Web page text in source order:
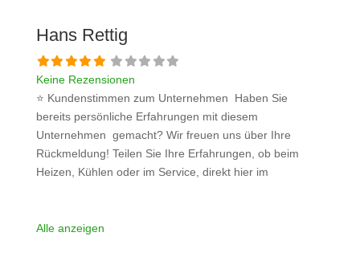
Hans Rettig
Keine Rezensionen
⭐ Kundenstimmen zum Unternehmen Haben Sie
bereits persönliche Erfahrungen mit diesem
Unternehmen gemacht? Wir freuen uns über Ihre
Rückmeldung! Teilen Sie Ihre Erfahrungen, ob beim
Heizen, Kühlen oder im Service, direkt hier im
Sie eine kritische Meinung äußern, so geben Sie diese
Alle anzeigen